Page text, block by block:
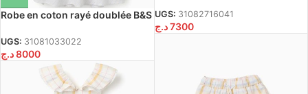
pour fille, blanc
UGS: 31082716041
7300 د.ج
Robe en coton rayé doublée B&S
UGS: 31081033022
8000د.ج